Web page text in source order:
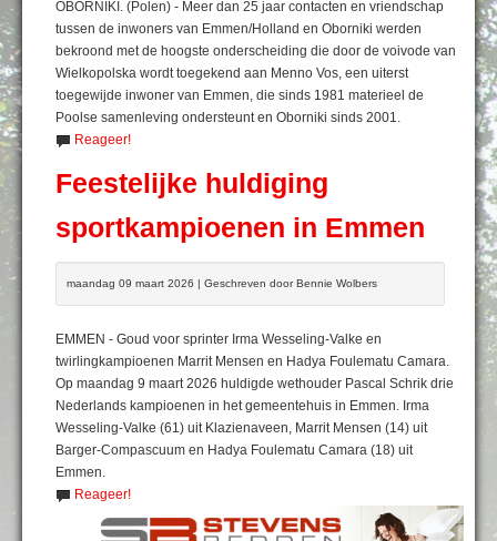
OBORNIKI. (Polen) - Meer dan 25 jaar contacten en vriendschap
tussen de inwoners van Emmen/Holland en Oborniki werden
bekroond met de hoogste onderscheiding die door de voivode van
Wielkopolska wordt toegekend aan Menno Vos, een uiterst
toegewijde inwoner van Emmen, die sinds 1981 materieel de
Poolse samenleving ondersteunt en Oborniki sinds 2001.
Reageer!
Feestelijke huldiging
sportkampioenen in Emmen
maandag 09 maart 2026 | Geschreven door Bennie Wolbers
EMMEN - Goud voor sprinter Irma Wesseling-Valke en
twirlingkampioenen Marrit Mensen en Hadya Foulematu Camara.
Op maandag 9 maart 2026 huldigde wethouder Pascal Schrik drie
Nederlands kampioenen in het gemeentehuis in Emmen. Irma
Wesseling-Valke (61) uit Klazienaveen, Marrit Mensen (14) uit
Barger-Compascuum en Hadya Foulematu Camara (18) uit
Emmen.
Reageer!